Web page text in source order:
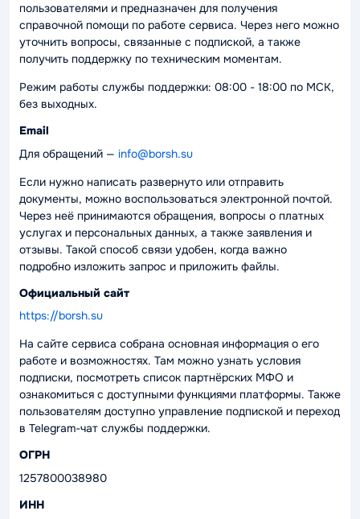
пользователями и предназначен для получения
справочной помощи по работе сервиса. Через него можно
уточнить вопросы, связанные с подпиской, а также
получить поддержку по техническим моментам.
Режим работы службы поддержки: 08:00 - 18:00 по МСК,
без выходных.
Email
Для обращений — info@borsh.su
Если нужно написать развернуто или отправить
документы, можно воспользоваться электронной почтой.
Через неё принимаются обращения, вопросы о платных
услугах и персональных данных, а также заявления и
отзывы. Такой способ связи удобен, когда важно
подробно изложить запрос и приложить файлы.
Официальный сайт
https://borsh.su
На сайте сервиса собрана основная информация о его
работе и возможностях. Там можно узнать условия
подписки, посмотреть список партнёрских МФО и
ознакомиться с доступными функциями платформы. Также
пользователям доступно управление подпиской и переход
в Telegram-чат службы поддержки.
ОГРН
1257800038980
ИНН